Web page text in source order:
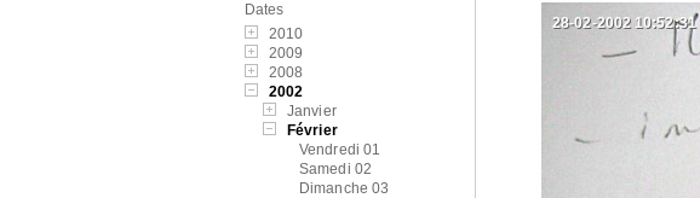
Dates
2010
2009
2008
2002
Janvier
Février
Vendredi 01
Samedi 02
Dimanche 03
28-02-2002 10:52:31